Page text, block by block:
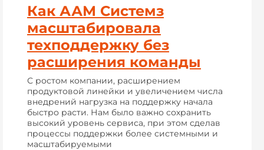
Как ААМ Системз
масштабировала
техподдержку без
расширения команды
С ростом компании, расширением
продуктовой линейки и увеличением числа
внедрений нагрузка на поддержку начала
быстро расти. Нам было важно сохранить
высокий уровень сервиса, при этом сделав
процессы поддержки более системными и
масштабируемыми